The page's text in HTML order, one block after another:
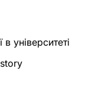
в університеті